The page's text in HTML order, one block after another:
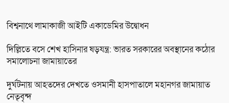
বিশ্বনাথে লামাকাজী আইটি একাডেমির উদ্বোধন
দিল্লিতে বসে শেখ হাসিনার ষড়যন্ত্র: ভারত সরকারের অবস্থানের কঠোর
সমালোচনা জামায়াতের
দুর্ঘটনায় আহতদের দেখতে ওসমানী হাসপাতালে মহানগর জামায়াত
নেতৃবৃন্দ